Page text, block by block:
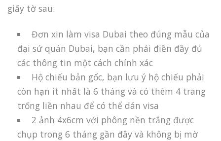
giấy tờ sau:
Đơn xin làm visa Dubai theo đúng mẫu của
đại sứ quán Dubai, bạn cần phải điền đầy đủ
các thông tin một cách chính xác
Hộ chiếu bản gốc, bạn lưu ý hộ chiếu phải
còn hạn ít nhất là 6 tháng và có thêm 4 trang
trống liền nhau để có thể dán visa
2 ảnh 4x6cm với phông nền trắng được
chụp trong 6 tháng gần đây và không bị mờ